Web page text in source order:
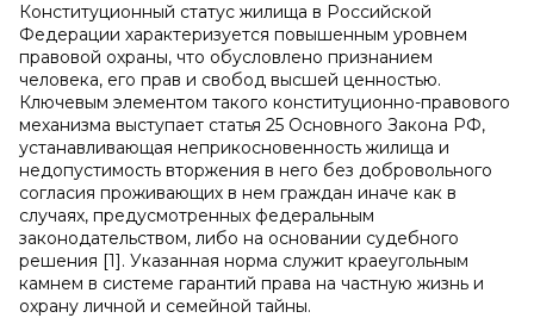
Конституционный статус жилища в Российской
Федерации характеризуется повышенным уровнем
правовой охраны, что обусловлено признанием
человека, его прав и свобод высшей ценностью.
Ключевым элементом такого конституционно-правового
механизма выступает статья 25 Основного Закона РФ,
устанавливающая неприкосновенность жилища и
недопустимость вторжения в него без добровольного
согласия проживающих в нем граждан иначе как в
случаях, предусмотренных федеральным
законодательством, либо на основании судебного
решения [1]. Указанная норма служит краеугольным
камнем в системе гарантий права на частную жизнь и
охрану личной и семейной тайны.